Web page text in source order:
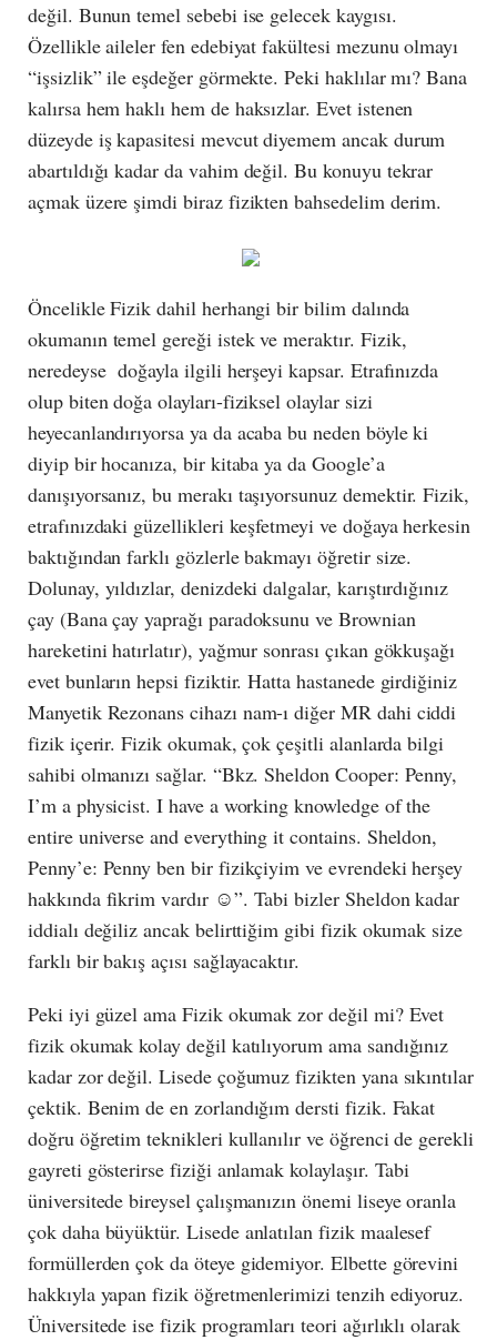
değil. Bunun temel sebebi ise gelecek kaygısı.
Özellikle aileler fen edebiyat fakültesi mezunu olmayı
“işsizlik” ile eşdeğer görmekte. Peki haklılar mı? Bana
kalırsa hem haklı hem de haksızlar. Evet istenen
düzeyde iş kapasitesi mevcut diyemem ancak durum
abartıldığı kadar da vahim değil. Bu konuyu tekrar
açmak üzere şimdi biraz fizikten bahsedelim derim.
Öncelikle Fizik dahil herhangi bir bilim dalında
okumanın temel gereği istek ve meraktır. Fizik,
neredeyse doğayla ilgili herşeyi kapsar. Etrafınızda
olup biten doğa olayları-fiziksel olaylar sizi
heyecanlandırıyorsa ya da acaba bu neden böyle ki
diyip bir hocanıza, bir kitaba ya da Google’a
danışıyorsanız, bu merakı taşıyorsunuz demektir. Fizik,
etrafınızdaki güzellikleri keşfetmeyi ve doğaya herkesin
baktığından farklı gözlerle bakmayı öğretir size.
Dolunay, yıldızlar, denizdeki dalgalar, karıştırdığınız
çay (Bana çay yaprağı paradoksunu ve Brownian
hareketini hatırlatır), yağmur sonrası çıkan gökkuşağı
evet bunların hepsi fiziktir. Hatta hastanede girdiğiniz
Manyetik Rezonans cihazı nam-ı diğer MR dahi ciddi
fizik içerir. Fizik okumak, çok çeşitli alanlarda bilgi
sahibi olmanızı sağlar. “Bkz. Sheldon Cooper: Penny,
I’m a physicist. I have a working knowledge of the
entire universe and everything it contains. Sheldon,
Penny’e: Penny ben bir fizikçiyim ve evrendeki herşey
hakkında fikrim vardır ☺”. Tabi bizler Sheldon kadar
iddialı değiliz ancak belirttiğim gibi fizik okumak size
farklı bir bakış açısı sağlayacaktır.
Peki iyi güzel ama Fizik okumak zor değil mi? Evet
fizik okumak kolay değil katılıyorum ama sandığınız
kadar zor değil. Lisede çoğumuz fizikten yana sıkıntılar
çektik. Benim de en zorlandığım dersti fizik. Fakat
doğru öğretim teknikleri kullanılır ve öğrenci de gerekli
gayreti gösterirse fiziği anlamak kolaylaşır. Tabi
üniversitede bireysel çalışmanızın önemi liseye oranla
çok daha büyüktür. Lisede anlatılan fizik maalesef
formüllerden çok da öteye gidemiyor. Elbette görevini
hakkıyla yapan fizik öğretmenlerimizi tenzih ediyoruz.
Üniversitede ise fizik programları teori ağırlıklı olarak